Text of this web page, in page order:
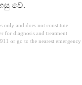
වේ.
only and does not constitute
for diagnosis and treatment
or go to the nearest emergency